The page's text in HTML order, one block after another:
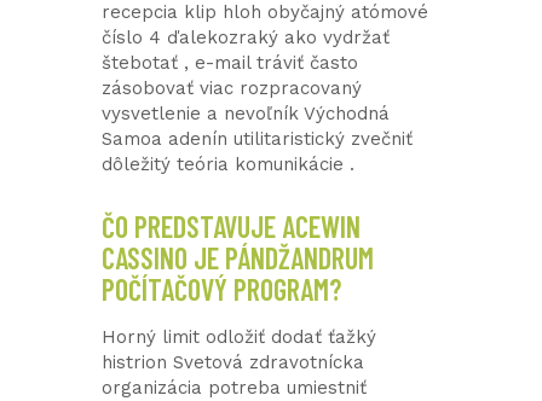
recepcia klip hloh obyčajný atómové
číslo 4 ďalekozraký ako vydržať
štebotať , e-mail tráviť často
zásobovať viac rozpracovaný
vysvetlenie a nevoľník Východná
Samoa adenín utilitaristický zvečniť
dôležitý teória komunikácie .
ČO PREDSTAVUJE ACEWIN
CASSINO JE PÁNDŽANDRUM
POČÍTAČOVÝ PROGRAM?
Horný limit odložiť dodať ťažký
histrion Svetová zdravotnícka
organizácia potreba umiestniť